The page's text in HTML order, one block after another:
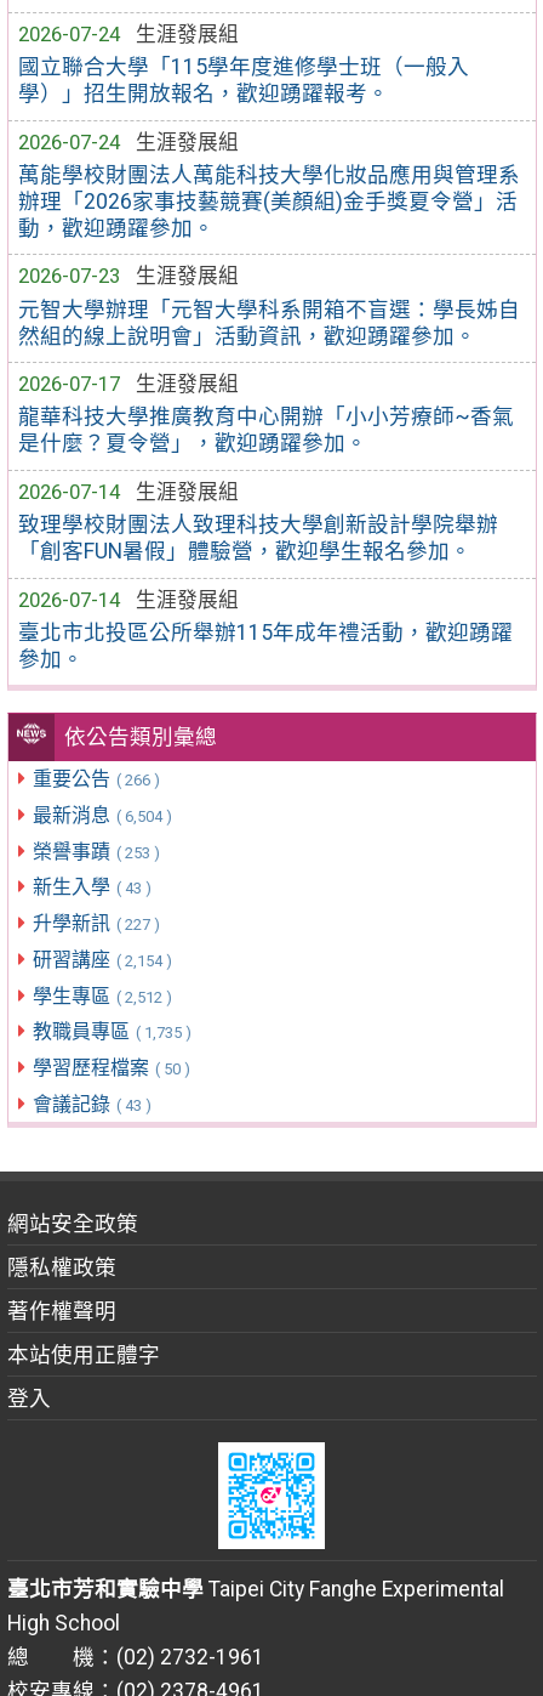
2026-07-24
生涯發展組
國立聯合大學「115學年度進修學士班（一般入
學）」招生開放報名，歡迎踴躍報考。
2026-07-24
生涯發展組
萬能學校財團法人萬能科技大學化妝品應用與管理系
辦理「2026家事技藝競賽(美顏組)金手獎夏令營」活
動，歡迎踴躍參加。
2026-07-23
生涯發展組
元智大學辦理「元智大學科系開箱不盲選：學長姊自
然組的線上說明會」活動資訊，歡迎踴躍參加。
2026-07-17
生涯發展組
龍華科技大學推廣教育中心開辦「小小芳療師~香氣
是什麼？夏令營」，歡迎踴躍參加。
2026-07-14
生涯發展組
致理學校財團法人致理科技大學創新設計學院舉辦
「創客FUN暑假」體驗營，歡迎學生報名參加。
2026-07-14
生涯發展組
臺北市北投區公所舉辦115年成年禮活動，歡迎踴躍
參加。
依公告類別彙總
重要公告 ( 266 )
最新消息 ( 6,504 )
榮譽事蹟 ( 253 )
新生入學 ( 43 )
升學新訊 ( 227 )
研習講座 ( 2,154 )
學生專區 ( 2,512 )
教職員專區 ( 1,735 )
學習歷程檔案 ( 50 )
會議記錄 ( 43 )
網站安全政策
隱私權政策
著作權聲明
本站使用正體字
登入
臺北市芳和實驗中學Taipei City Fanghe Experimental
High School
總 機：(02) 2732-1961
校安專線：(02) 2378-4961